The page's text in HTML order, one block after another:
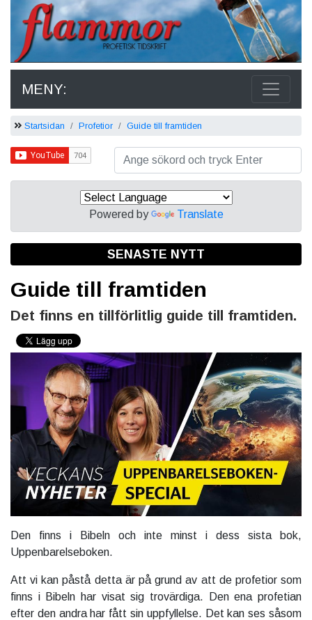
MENY:
Startsidan Profetior Guide till framtiden
Powered by Translate
SENASTE NYTT
Guide till framtiden
Det finns en tillförlitlig guide till framtiden.
Den finns i Bibeln och inte minst i dess sista bok,
Uppenbarelseboken.
Att vi kan påstå detta är på grund av att de profetior som
finns i Bibeln har visat sig trovärdiga. Den ena profetian
efter den andra har fått sin uppfyllelse. Det kan ses såsom